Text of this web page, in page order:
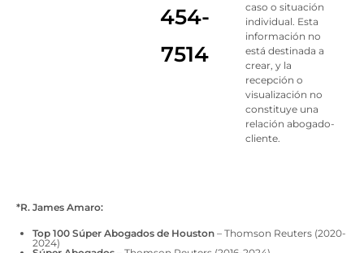
454-
7514
caso o situación
individual. Esta
información no
está destinada a
crear, y la
recepción o
visualización no
constituye una
relación abogado-
cliente.
*R. James Amaro:
Top 100 Súper Abogados de Houston – Thomson Reuters (2020-
2024)